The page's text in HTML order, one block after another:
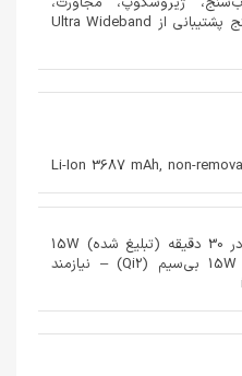
قطب‌نما، فشارسنج پشتیبانی از Ultra Wideband
Li-Ion 3687 mAh, non-
سیمی، PD2.0، 50% در 30 دقیقه (تبلیغ شده) 15W
بی‌سیم (MagSafe) 15W بی‌سیم (Qi2) – نیازمند